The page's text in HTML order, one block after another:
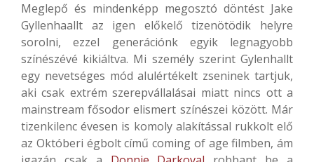
Meglepő és mindenképp megosztó döntést Jake
Gyllenhaallt az igen előkelő tizenötödik helyre
sorolni, ezzel generációnk egyik legnagyobb
színészévé kikiáltva. Mi személy szerint Gylenhallt
egy nevetséges mód alulértékelt zseninek tartjuk,
aki csak extrém szerepvállalásai miatt nincs ott a
mainstream fősodor elismert színészei között. Már
tizenkilenc évesen is komoly alakítással rukkolt elő
az Októberi égbolt című coming of age filmben, ám